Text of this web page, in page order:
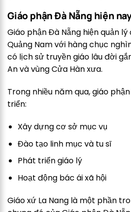
Giáo phận Đà Nẵng hiện
Giáo phận Đà Nẵng hiện quản
Quảng Nam với hàng chục
có lịch sử truyền giáo lâu đời
An và vùng Cửa Hàn xưa.
Trong nhiều năm qua, giáo
triển:
Xây dựng cơ sở mục vụ
Đào tạo linh mục và tu sĩ
Phát triển giáo lý
Hoạt động bác ái xã hội
Giáo xứ La Nang là một phần